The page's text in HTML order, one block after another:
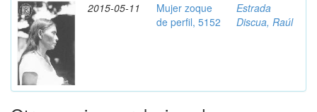
2015-05-11
Mujer zoque
de perfil, 5152
Estrada
Discua, Raúl